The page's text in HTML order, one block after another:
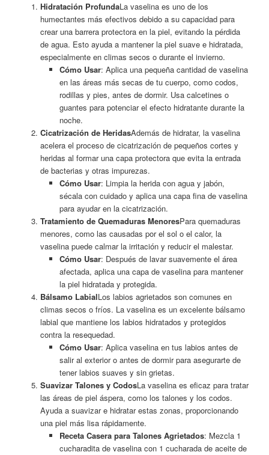
Hidratación ProfundaLa vaselina es uno de los
humectantes más efectivos debido a su capacidad para
crear una barrera protectora en la piel, evitando la pérdida
de agua. Esto ayuda a mantener la piel suave e hidratada,
especialmente en climas secos o durante el invierno.
Cómo Usar: Aplica una pequeña cantidad de vaselina
en las áreas más secas de tu cuerpo, como codos,
rodillas y pies, antes de dormir. Usa calcetines o
guantes para potenciar el efecto hidratante durante la
noche.
Cicatrización de HeridasAdemás de hidratar, la vaselina
acelera el proceso de cicatrización de pequeños cortes y
heridas al formar una capa protectora que evita la entrada
de bacterias y otras impurezas.
Cómo Usar: Limpia la herida con agua y jabón,
sécala con cuidado y aplica una capa fina de vaselina
para ayudar en la cicatrización.
Tratamiento de Quemaduras MenoresPara quemaduras
menores, como las causadas por el sol o el calor, la
vaselina puede calmar la irritación y reducir el malestar.
Cómo Usar: Después de lavar suavemente el área
afectada, aplica una capa de vaselina para mantener
la piel hidratada y protegida.
Bálsamo LabialLos labios agrietados son comunes en
climas secos o fríos. La vaselina es un excelente bálsamo
labial que mantiene los labios hidratados y protegidos
contra la resequedad.
Cómo Usar: Aplica vaselina en tus labios antes de
salir al exterior o antes de dormir para asegurarte de
tener labios suaves y sin grietas.
Suavizar Talones y CodosLa vaselina es eficaz para tratar
las áreas de piel áspera, como los talones y los codos.
Ayuda a suavizar e hidratar estas zonas, proporcionando
una piel más lisa rápidamente.
Receta Casera para Talones Agrietados: Mezcla 1
cucharadita de vaselina con 1 cucharada de aceite de